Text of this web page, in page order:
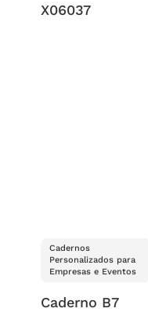
X06037
Cadernos
Personalizados para
Empresas e Eventos
Caderno B7